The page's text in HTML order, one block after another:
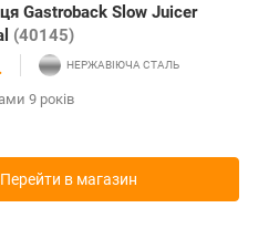
Gastroback Slow Juicer
(40145)
9 років
Перейти в магазин